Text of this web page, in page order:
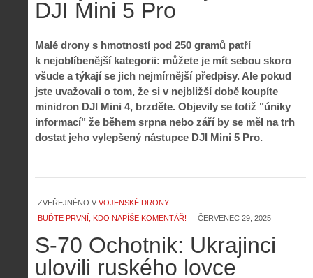
DJI Mini 5 Pro
Malé drony s hmotností pod 250 gramů patří
k nejoblíbenější kategorii: můžete je mít sebou skoro
všude a týkají se jich nejmírnější předpisy. Ale pokud
jste uvažovali o tom, že si v nejbližší době koupíte
minidron DJI Mini 4, brzděte. Objevily se totiž "úniky
informací" že během srpna nebo září by se měl na trh
dostat jeho vylepšený nástupce DJI Mini 5 Pro.
ZVEŘEJNĚNO V VOJENSKÉ DRONY
BUĎTE PRVNÍ, KDO NAPÍŠE KOMENTÁŘ!
ČERVENEC 29, 2025
S-70 Ochotnik: Ukrajinci
ulovili ruského lovce